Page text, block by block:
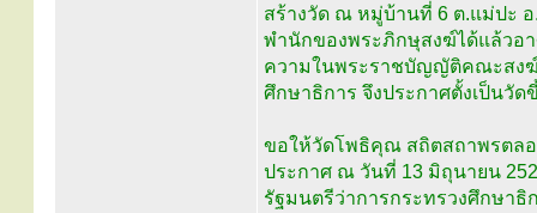
สร้างวัด ณ หมู่บ้านที่ 6 ต.แม่ปะ
พำนักของพระภิกษุสงฆ์ได้แล้วอ
ความในพระราชบัญญัติคณะสงฆ์
ศึกษาธิการ จึงประกาศตั้งเป็นวั
ขอให้วัดโพธิคุณ สถิตสถาพรตล
ประกาศ ณ วันที่ 13 มิถุนายน
รัฐมนตรีว่าการกระทรวงศึกษาธิ